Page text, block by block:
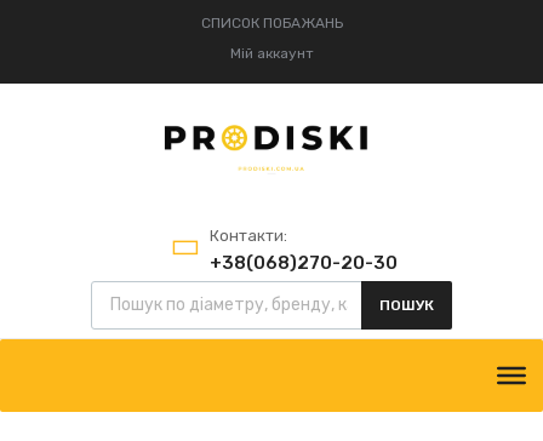
СПИСОК ПОБАЖАНЬ
Мій аккаунт
Контакти:
+38(068)270-20-30
+38(095)834-52-75
Пошук товарів
ПОШУК
content